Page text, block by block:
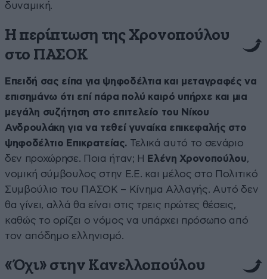
δυναμική.
Η περίπτωση της Χρονοπούλου
στο ΠΑΣΟΚ
Επειδή σας είπα για ψηφοδέλτια και μεταγραφές να
επισημάνω ότι επί πάρα πολύ καιρό υπήρχε και μια
μεγάλη συζήτηση στο επιτελείο του Νίκου
Ανδρουλάκη για να τεθεί γυναίκα επικεφαλής στο
ψηφοδέλτιο Επικρατείας. Τελικά αυτό το σενάριο
δεν προχώρησε. Ποια ήταν; Η Ελένη Χρονοπούλου,
νομική σύμβουλος στην Ε.Ε. και μέλος στο Πολιτικό
Συμβούλιο του ΠΑΣΟΚ – Κίνημα Αλλαγής. Αυτό δεν
θα γίνει, αλλά θα είναι στις τρεις πρώτες θέσεις,
καθώς το ορίζει ο νόμος να υπάρχει πρόσωπο από
τον απόδημο ελληνισμό.
«Όχι» στην Κανελλοπούλου